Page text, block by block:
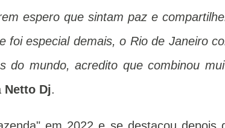
espero que sintam paz e
foi especial demais, o Rio de Janeiro
do mundo, acredito que combinou
Netto Dj.